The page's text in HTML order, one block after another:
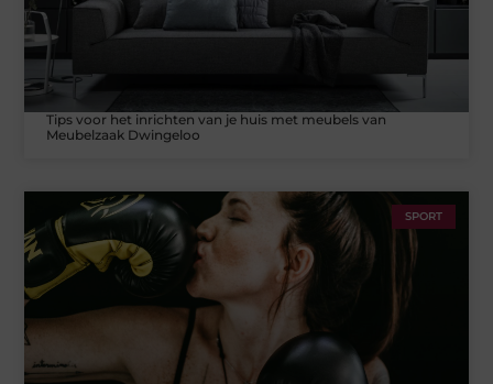
Tips voor het inrichten van je huis met meubels van
Meubelzaak Dwingeloo
SPORT